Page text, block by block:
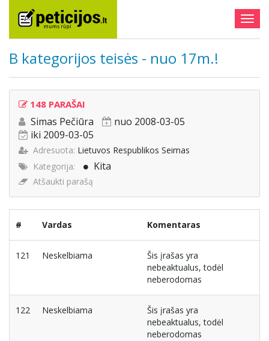
B kategorijos teisės - nuo 17m.!
148 PARAŠAI
Simas Pečiūra
nuo 2008-03-05
iki 2009-03-05
Adresuota: Lietuvos Respublikos Seimas
Kategorija:
Kita
Atšaukti parašą
# Vardas Komentaras
121 Neskelbiama
Šis įrašas yra
nebeaktualus, todėl
neberodomas
122 Neskelbiama
Šis įrašas yra
nebeaktualus, todėl
neberodomas